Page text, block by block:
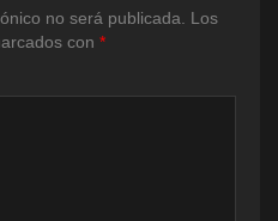
no será publicada.
Los
con *